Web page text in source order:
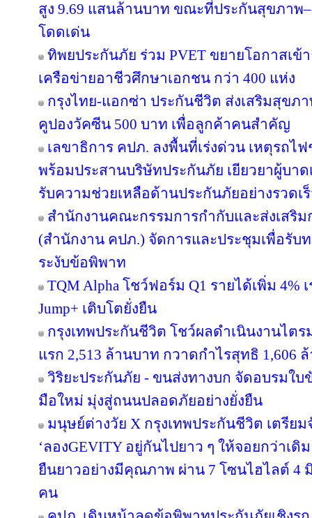
สูง 9.69 แสนล้านบาท ขณะที่ประกันสุขภาพ
โดดเด่น
ทิพยประกันภัย ร่วม PVET ขยายโอกาสเ
เครือข่ายอาชีวศึกษาเอกชน กว่า 400 แห่ง
กรุงไทย-แอกซ่า ประกันชีวิต ส่งเสริมสุขภ
คูปองวัคซีน 500 บาท เพื่อลูกค้าคนสำคัญ
เลขาธิการ คปภ. ลงพื้นที่เร่งด่วน เหตุรถไ
พร้อมประสานบริษัทประกันภัย เยียวยาผู้บา
รับความช่วยเหลือด้านประกันภัยอย่างรวดเ
สำนักงานคณะกรรมการกำกับและส่งเสริ
(สำนักงาน คปภ.) จัดการและประชุมเพื่อรับ
ระงับข้อพิพาท
TQM Alpha โชว์ฟอร์ม Q1 รายได้เพิ่ม
Jump+ เติบโตยั่งยืน
กรุงเทพประกันชีวิต โชว์ผลดำเนินงานไตร
แรก 2,513 ล้านบาท กวาดกำไรสุทธิ 1,606
วิริยะประกันภัย - ขนส่งทางบก จัดอบรมใบ
มือใหม่ มุ่งสู่ถนนปลอดภัยอย่างยั่งยืน
มนุษย์ต่างวัย X กรุงเทพประกันชีวิต เตรียม
‘ลองGEVITY อยู่กันไปยาว ๆ ให้จอยกว่าเ
ยืนยาวอย่างมีคุณภาพ ผ่าน 7 โซนไฮไลต์ 4
คน